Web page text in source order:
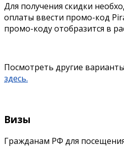
Для получения скидки
оплаты ввести промо-код
промо-коду отобразится в
Посмотреть другие
здесь.
Визы
Гражданам РФ для